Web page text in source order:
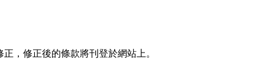
，修正後的條款將刊登於網站上。